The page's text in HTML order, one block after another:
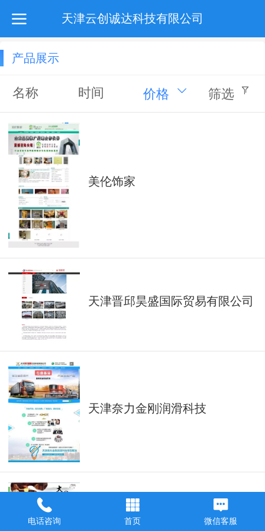
天津云创诚达科技有限公司
产品展示
名称 时间 价格 筛选
美伦饰家
天津晋邱昊盛国际贸易有限公司
天津奈力金刚润滑科技
电话咨询 首页 微信客服